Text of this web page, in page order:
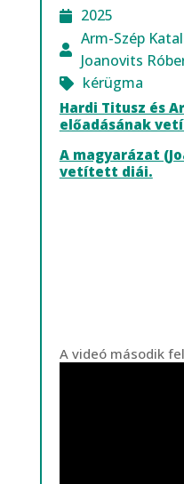
2025
Arm-Szép
Joanovits
kérügma
Hardi Titusz és
előadásának
A magyarázat
vetített diái.
A videó második